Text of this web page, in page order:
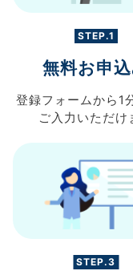
STEP.1
無料お申
登録フォームから 1
ご入力 いただけ
STEP.3